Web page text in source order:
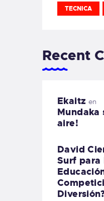
TECNICA
Recent
Ekaitz en
Mundaka
aire!
David
Surf para